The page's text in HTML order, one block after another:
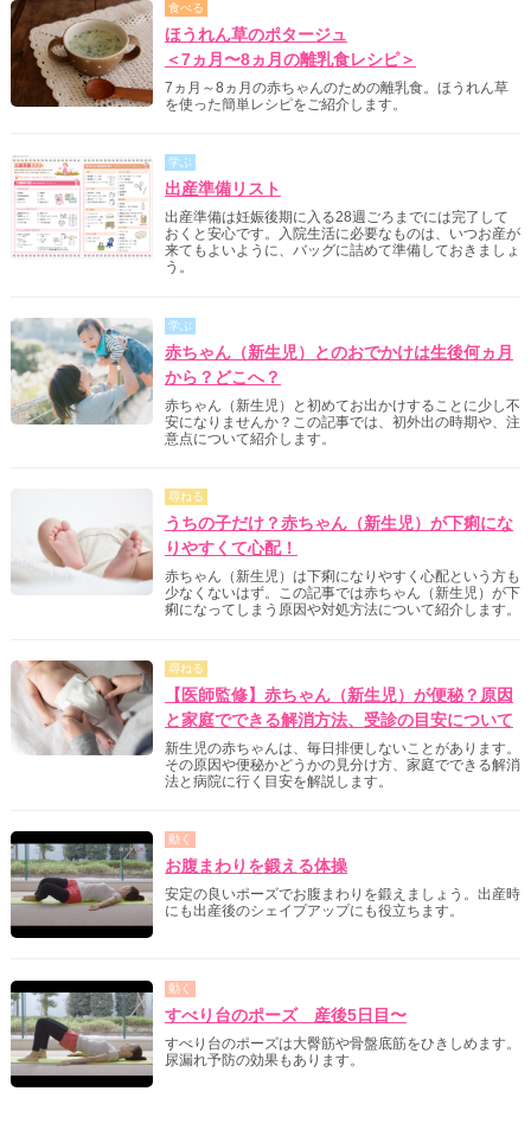
食べる
ほうれん草のポタージュ
＜7ヵ月〜8ヵ月の離乳食レシピ＞
7ヵ月～8ヵ月の赤ちゃんのための離乳食。ほうれん草
を使った簡単レシピをご紹介します。
学ぶ
出産準備リスト
出産準備は妊娠後期に入る28週ごろまでには完了して
おくと安心です。入院生活に必要なものは、いつお産が
来てもよいように、バッグに詰めて準備しておきましょ
う。
学ぶ
赤ちゃん（新生児）とのおでかけは生後何ヵ月
から？どこへ？
赤ちゃん（新生児）と初めてお出かけすることに少し不
安になりませんか？この記事では、初外出の時期や、注
意点について紹介します。
尋ねる
うちの子だけ？赤ちゃん（新生児）が下痢にな
りやすくて心配！
赤ちゃん（新生児）は下痢になりやすく心配という方も
少なくないはず。この記事では赤ちゃん（新生児）が下
痢になってしまう原因や対処方法について紹介します。
尋ねる
【医師監修】赤ちゃん（新生児）が便秘？原因
と家庭でできる解消方法、受診の目安について
新生児の赤ちゃんは、毎日排便しないことがあります。
その原因や便秘かどうかの見分け方、家庭でできる解消
法と病院に行く目安を解説します。
動く
お腹まわりを鍛える体操
安定の良いポーズでお腹まわりを鍛えましょう。出産時
にも出産後のシェイプアップにも役立ちます。
動く
すべり台のポーズ 産後5日目〜
すべり台のポーズは大臀筋や骨盤底筋をひきしめます。
尿漏れ予防の効果もあります。